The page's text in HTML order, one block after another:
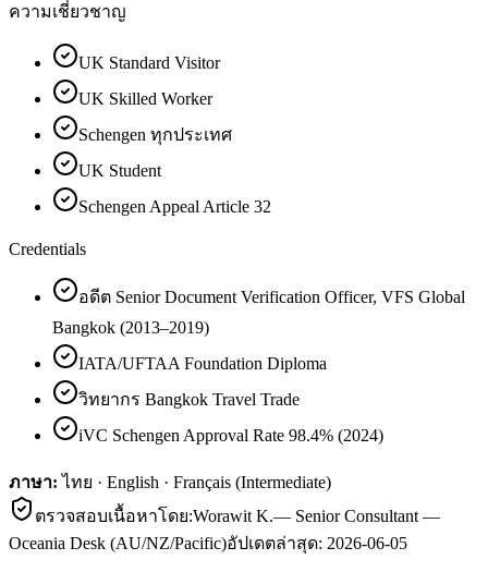
ความเชี่ยวชาญ
UK Standard Visitor
UK Skilled Worker
Schengen ทุกประเทศ
UK Student
Schengen Appeal Article 32
Credentials
อดีต Senior Document Verification Officer, VFS Global
Bangkok (2013–2019)
IATA/UFTAA Foundation Diploma
วิทยากร Bangkok Travel Trade
iVC Schengen Approval Rate 98.4% (2024)
ภาษา: ไทย · English · Français (Intermediate)
ตรวจสอบเนื้อหาโดย:Worawit K.— Senior Consultant —
Oceania Desk (AU/NZ/Pacific)อัปเดตล่าสุด: 2026-06-05